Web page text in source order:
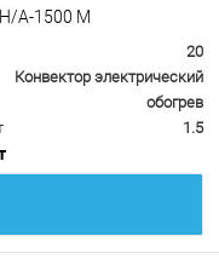
A-1500 M
20
Конвектор электрический
обогрев
1.5